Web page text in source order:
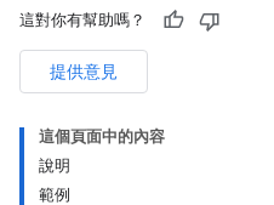
這對你有幫助嗎？
提供意見
這個頁面中的內容
說明
範例